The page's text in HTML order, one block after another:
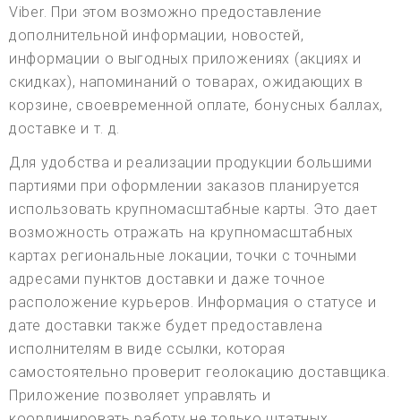
Viber. При этом возможно предоставление
дополнительной информации, новостей,
информации о выгодных приложениях (акциях и
скидках), напоминаний о товарах, ожидающих в
корзине, своевременной оплате, бонусных баллах,
доставке и т. д.
Для удобства и реализации продукции большими
партиями при оформлении заказов планируется
использовать крупномасштабные карты. Это дает
возможность отражать на крупномасштабных
картах региональные локации, точки с точными
адресами пунктов доставки и даже точное
расположение курьеров. Информация о статусе и
дате доставки также будет предоставлена
исполнителям в виде ссылки, которая
самостоятельно проверит геолокацию доставщика.
Приложение позволяет управлять и